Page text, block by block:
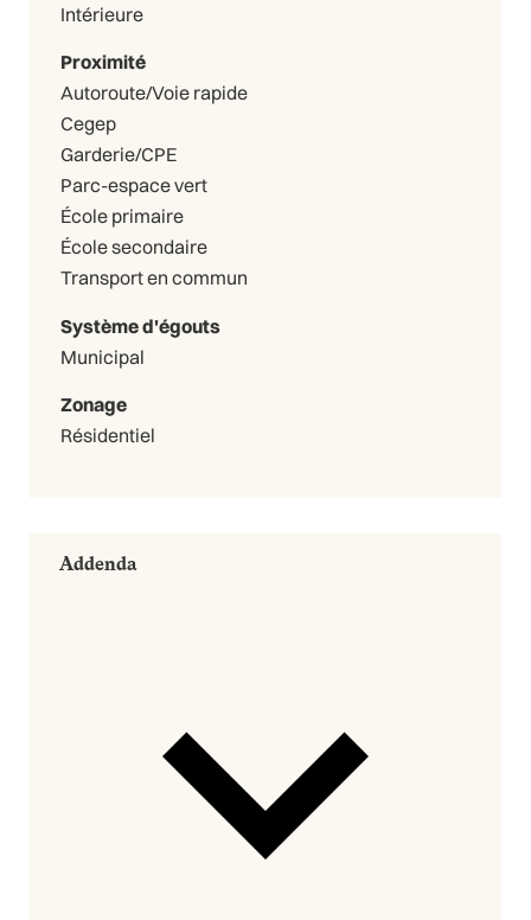
Intérieure
Proximité
Autoroute/Voie rapide
Cegep
Garderie/CPE
Parc-espace vert
École primaire
École secondaire
Transport en commun
Système d'égouts
Municipal
Zonage
Résidentiel
Addenda